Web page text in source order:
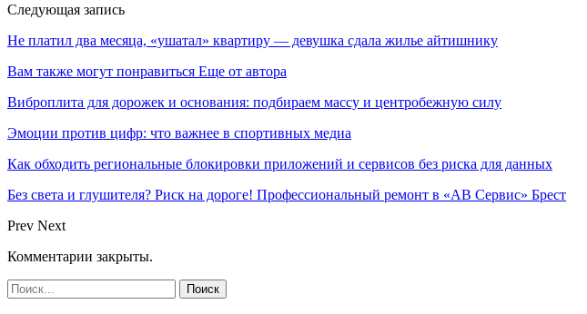
Следующая запись
Не платил два месяца, «ушатал» квартиру — девушка сдала жилье айтишнику
Вам также могут понравиться Еще от автора
Виброплита для дорожек и основания: подбираем массу и центробежную силу
Эмоции против цифр: что важнее в спортивных медиа
Как обходить региональные блокировки приложений и сервисов без риска для данных
Без света и глушителя? Риск на дороге! Профессиональный ремонт в «АВ Сервис» Брест
Prev Next
Комментарии закрыты.